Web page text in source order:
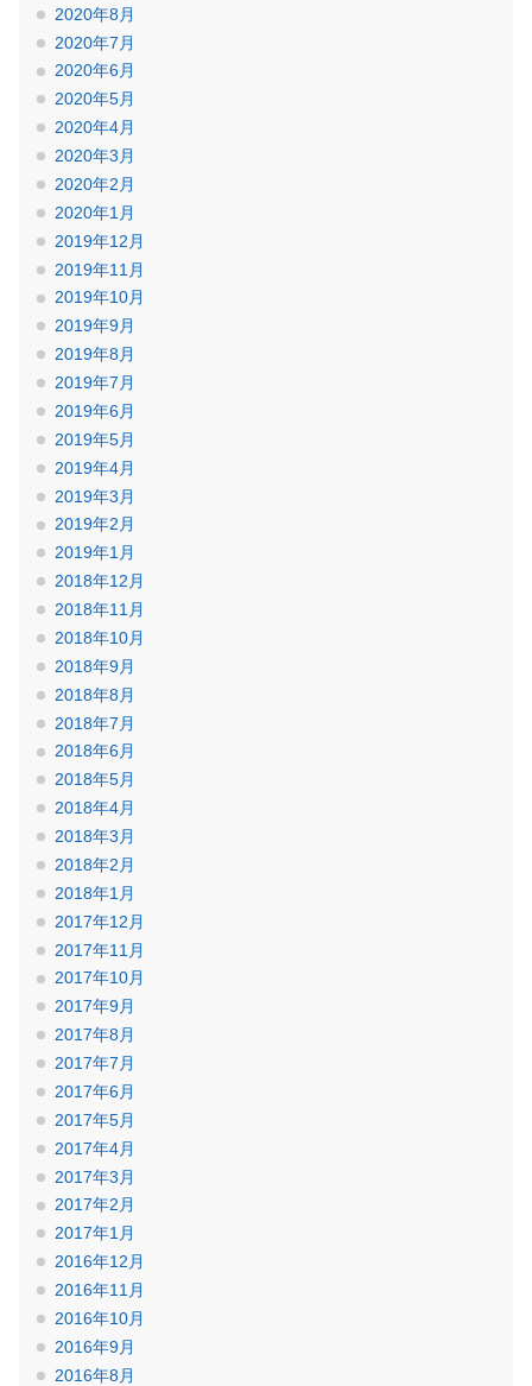
2020年8月
2020年7月
2020年6月
2020年5月
2020年4月
2020年3月
2020年2月
2020年1月
2019年12月
2019年11月
2019年10月
2019年9月
2019年8月
2019年7月
2019年6月
2019年5月
2019年4月
2019年3月
2019年2月
2019年1月
2018年12月
2018年11月
2018年10月
2018年9月
2018年8月
2018年7月
2018年6月
2018年5月
2018年4月
2018年3月
2018年2月
2018年1月
2017年12月
2017年11月
2017年10月
2017年9月
2017年8月
2017年7月
2017年6月
2017年5月
2017年4月
2017年3月
2017年2月
2017年1月
2016年12月
2016年11月
2016年10月
2016年9月
2016年8月